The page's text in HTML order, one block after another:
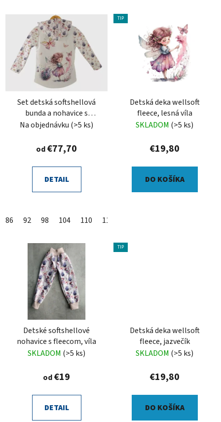
Set detská softshellová
bunda a nohavice s
fleecom, víla
Na objednávku (>5 ks)
od€77,70
DETAIL
86 92 98 104 110 116
TIP
Detská deka wellsoft
fleece, lesná víla
SKLADOM (>5 ks)
€19,80
DO KOŠÍKA
Detské softshellové
nohavice s fleecom, víla
SKLADOM (>5 ks)
od€19
DETAIL
TIP
Detská deka wellsoft
fleece, jazvečík
SKLADOM (>5 ks)
€19,80
DO KOŠÍKA